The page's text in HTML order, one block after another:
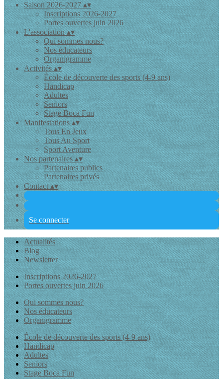
Saison 2026-2027▴▾
Inscriptions 2026-2027
Portes ouvertes juin 2026
L'association▴▾
Qui sommes nous?
Nos éducateurs
Organigramme
Activités▴▾
École de découverte des sports (4-9 ans)
Handicap
Adultes
Seniors
Stage Boca Fun
Manifestations▴▾
Tous En Jeux
Tous Au Sport
Sport Aventure
Nos partenaires▴▾
Partenaires publics
Partenaires privés
Contact▴▾
Se connecter
Actualités
Blog
Newsletter
Inscriptions 2026-2027
Portes ouvertes juin 2026
Qui sommes nous?
Nos éducateurs
Organigramme
École de découverte des sports (4-9 ans)
Handicap
Adultes
Seniors
Stage Boca Fun